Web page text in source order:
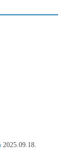
2025.09.18.